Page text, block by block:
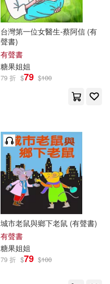
台灣第一位女醫生-蔡阿信 (有
聲書)
有聲書
糖果姐姐
79 折 $79 $100
城市老鼠與鄉下老鼠 (有聲書)
有聲書
糖果姐姐
79 折 $79 $100